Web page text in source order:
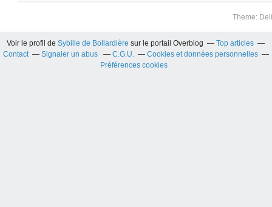
Theme:
Voir le profil deSybille de Bollardière sur le portail Overblog
Top articles
Contact
Signaler un abus C.G.U.
Cookies et données personnelles
Préférences cookies